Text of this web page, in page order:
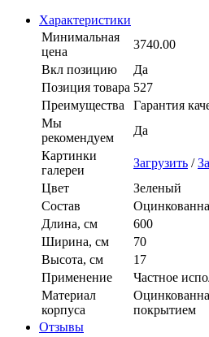
Характеристики
Минимальная
цена
3740.00
Вкл позицию
Да
Позиция товара 527
Преимущества
Гарантия
Мы
рекомендуем
Да
Картинки
галереи
Загрузить /
Цвет
Зеленый
Состав
Длина, см
600
Ширина, см
70
Высота, см
17
Применение
Частное
Материал
корпуса
покрытием
Отзывы